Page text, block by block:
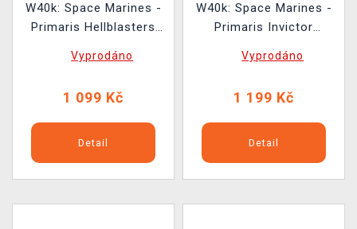
W40k: Space Marines -
Primaris Hellblasters
Vyprodáno
1 099 Kč
Detail
W40k: Space Marines -
Primaris Invictor
figurka)
Vyprodáno
1 199 Kč
Detail